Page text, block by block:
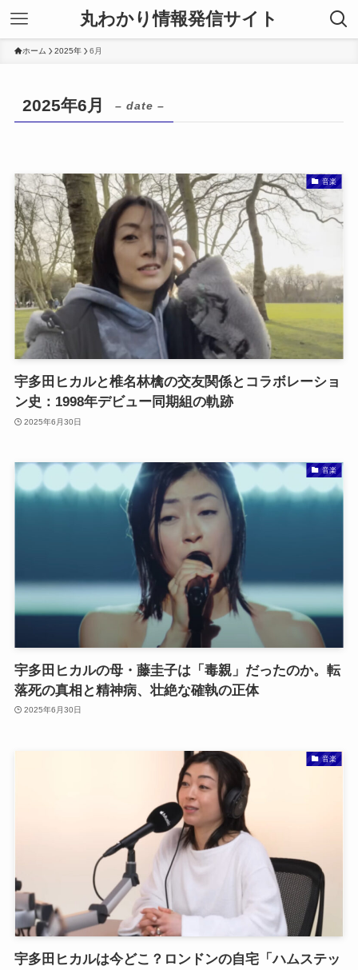
丸わかり情報発信サイト
ホーム 2025年 6月
2025年6月 – date –
音楽
宇多田ヒカルと椎名林檎の交友関係とコラボレーショ
ン史：1998年デビュー同期組の軌跡
2025年6月30日
音楽
宇多田ヒカルの母・藤圭子は「毒親」だったのか。転
落死の真相と精神病、壮絶な確執の正体
2025年6月30日
音楽
宇多田ヒカルは今どこ？ロンドンの自宅「ハムステッ